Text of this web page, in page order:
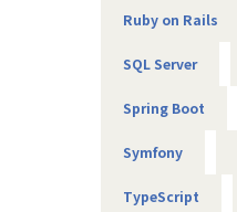
リーダーと営業は月に1度会
有を行っております。
Ruby on Rails
SQL Server
Spring Boot
Symfony
TypeScript